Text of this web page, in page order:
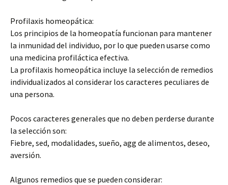
Profilaxis homeopática:
Los principios de la homeopatía funcionan para mantener
la inmunidad del individuo, por lo que pueden usarse como
una medicina profiláctica efectiva.
La profilaxis homeopática incluye la selección de remedios
individualizados al considerar los caracteres peculiares de
una persona.
Pocos caracteres generales que no deben perderse durante
la selección son:
Fiebre, sed, modalidades, sueño, agg de alimentos, deseo,
aversión.
Algunos remedios que se pueden considerar: